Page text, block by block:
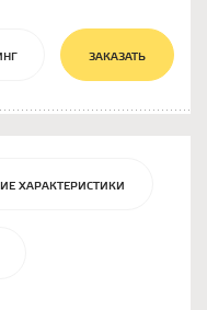
ЗАКАЗАТЬ
ХАРАКТЕРИСТИКИ